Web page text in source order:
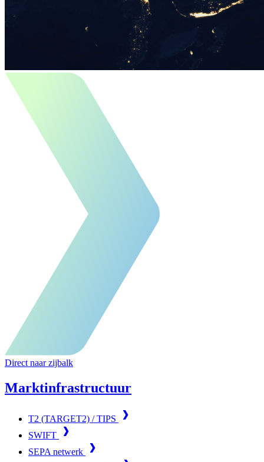
Direct naar zijbalk
Marktinfrastructuur
T2 (TARGET2) / TIPS
SWIFT
SEPA netwerk